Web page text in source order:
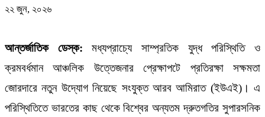
২২ জুন, ২০২৬
আন্তর্জাতিক ডেস্ক: মধ্যপ্রাচ্যে সাম্প্রতিক যুদ্ধ পরিস্থিতি ও
ক্রমবর্ধমান আঞ্চলিক উত্তেজনার প্রেক্ষাপটে প্রতিরক্ষা সক্ষমতা
জোরদারে নতুন উদ্যোগ নিয়েছে সংযুক্ত আরব আমিরাত (ইউএই)। এ
পরিস্থিতিতে ভারতের কাছ থেকে বিশ্বের অন্যতম দ্রুতগতির সুপারসনিক